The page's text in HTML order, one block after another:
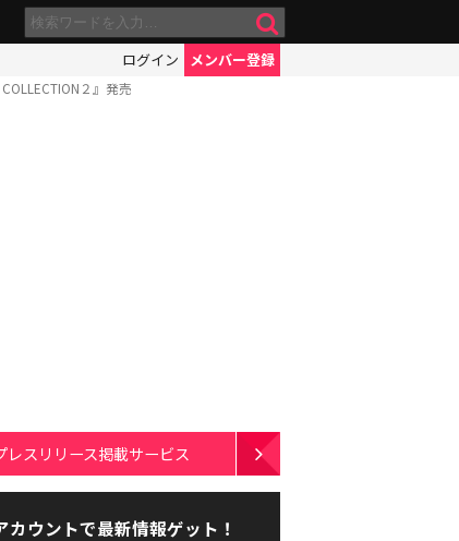
ログイン メンバー登録
２』発売
レスリリース掲載サービス
カウントで最新情報ゲット！